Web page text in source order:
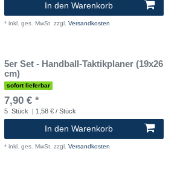
In den Warenkorb
* inkl. ges. MwSt. zzgl. Versandkosten
5er Set - Handball-Taktikplaner (19x26
cm)
sofort lieferbar
7,90 € *
5 Stück | 1,58 € / Stück
In den Warenkorb
* inkl. ges. MwSt. zzgl. Versandkosten